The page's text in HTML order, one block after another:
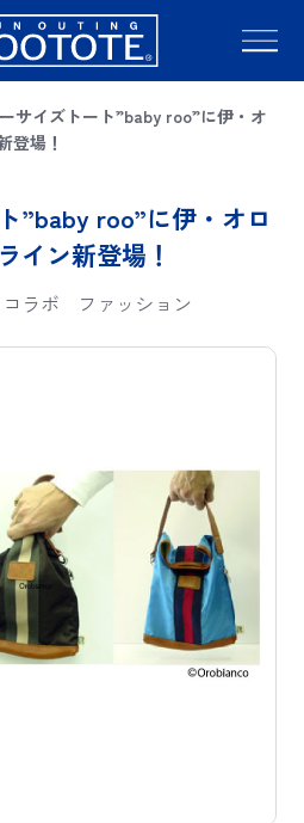
サイズトート”baby roo”に伊・オ
登場！
”baby roo”に伊・オロ
イン新登場！
コラボ ファッション